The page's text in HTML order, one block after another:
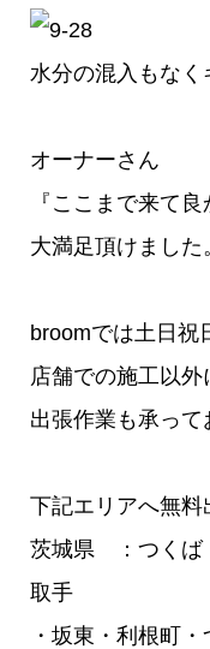
水分の混入もなく
オーナーさん
『ここまで来て良
大満足頂けました
broomでは土日祝
店舗での施工以外
出張作業も承って
下記エリアへ無料
茨城県 ：つくば
取手
・坂東・利根町